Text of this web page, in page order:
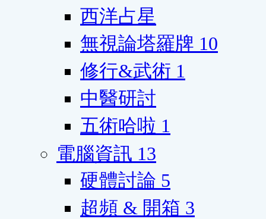
西洋占星
無視論塔羅牌 10
修行&武術 1
中醫研討
五術哈啦 1
電腦資訊 13
硬體討論 5
超頻 & 開箱 3